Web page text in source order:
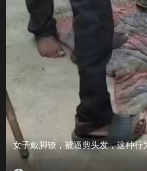
女子戴脚镣，被逼剪头发，这种